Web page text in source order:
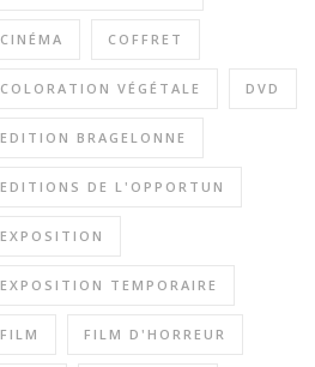
CINÉMA COFFRET
COLORATION VÉGÉTALE DVD
EDITION BRAGELONNE
EDITIONS DE L'OPPORTUN
EXPOSITION
EXPOSITION TEMPORAIRE
FILM FILM D'HORREUR